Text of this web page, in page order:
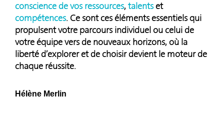
conscience de vos ressources, talentset
compétences. Ce sont ces éléments essentiels qui
propulsent votre parcours individuel ou celui de
votre équipe vers de nouveaux horizons, où la
liberté d’explorer et de choisir devient le moteur de
chaque réussite.
Hélène Merlin